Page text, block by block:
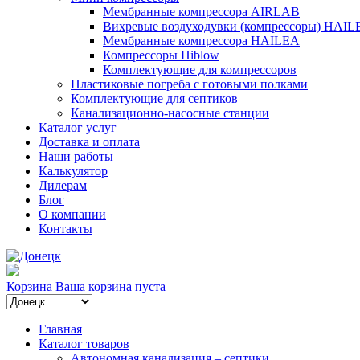
Мембранные компрессора AIRLAB
Вихревые воздуходувки (компрессоры)
Мембранные компрессора HAILEA
Компрессоры Hiblow
Комплектующие для компрессоров
Пластиковые погреба с готовыми полками
Комплектующие для септиков
Канализационно-насосные станции
Каталог услуг
Доставка и оплата
Наши работы
Калькулятор
Дилерам
Блог
О компании
Контакты
Корзина Ваша корзина пуста
Главная
Каталог товаров